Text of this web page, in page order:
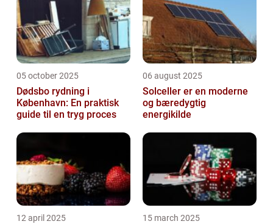
05 october 2025
Dødsbo rydning i
København: En praktisk
guide til en tryg proces
06 august 2025
Solceller er en moderne
og bæredygtig
energikilde
12 april 2025 15 march 2025